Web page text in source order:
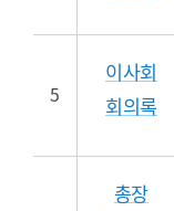
5
이사회
회의록
총장